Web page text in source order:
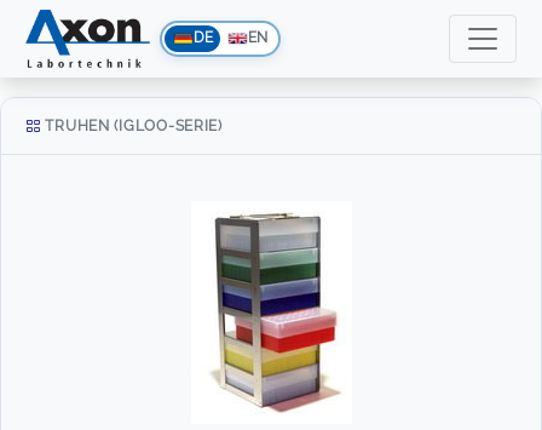
DE EN
TRUHEN (IGLOO-SERIE)